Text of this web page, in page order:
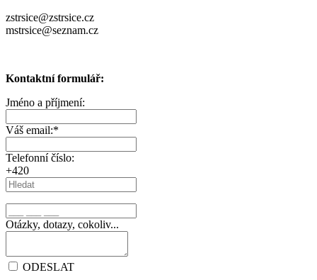
zstrsice@zstrsice.cz
mstrsice@seznam.cz
Kontaktní formulář:
Jméno a příjmení:
Váš email:*
Telefonní číslo:
+420
Otázky, dotazy, cokoliv...
ODESLAT